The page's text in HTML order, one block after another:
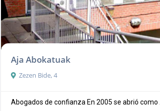
Aja Abokatuak
Zezen Bide, 4
Abogados de confianza En 2005 se abrió como ...